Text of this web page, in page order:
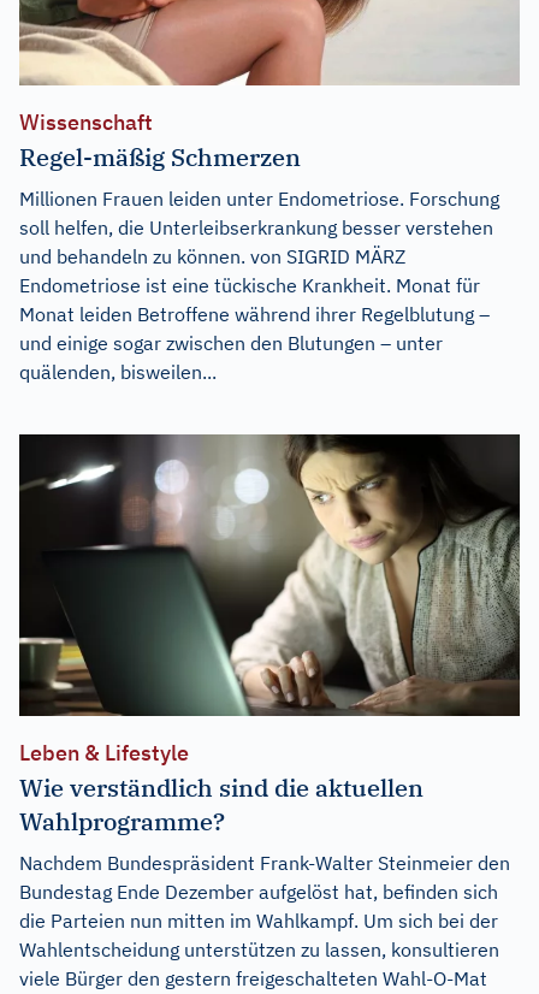
Wissenschaft
Regel-mäßig Schmerzen
Millionen Frauen leiden unter Endometriose. Forschung
soll helfen, die Unterleibserkrankung besser verstehen
und behandeln zu können. von SIGRID MÄRZ
Endometriose ist eine tückische Krankheit. Monat für
Monat leiden Betroffene während ihrer Regelblutung –
und einige sogar zwischen den Blutungen – unter
quälenden, bisweilen...
Leben & Lifestyle
Wie verständlich sind die aktuellen
Wahlprogramme?
Nachdem Bundespräsident Frank-Walter Steinmeier den
Bundestag Ende Dezember aufgelöst hat, befinden sich
die Parteien nun mitten im Wahlkampf. Um sich bei der
Wahlentscheidung unterstützen zu lassen, konsultieren
viele Bürger den gestern freigeschalteten Wahl-O-Mat